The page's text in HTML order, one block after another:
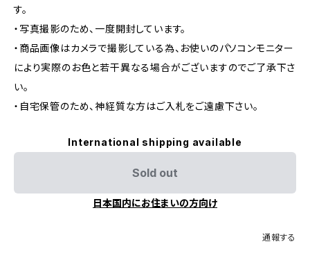
す。
・写真撮影のため、一度開封しています。
・商品画像はカメラで撮影している為、お使いのパソコンモニター
により実際のお色と若干異なる場合がございますのでご了承下さ
い。
・自宅保管のため、神経質な方はご入札をご遠慮下さい。
International shipping available
Sold out
日本国内にお住まいの方向け
通報する